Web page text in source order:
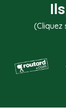
(Cliquez